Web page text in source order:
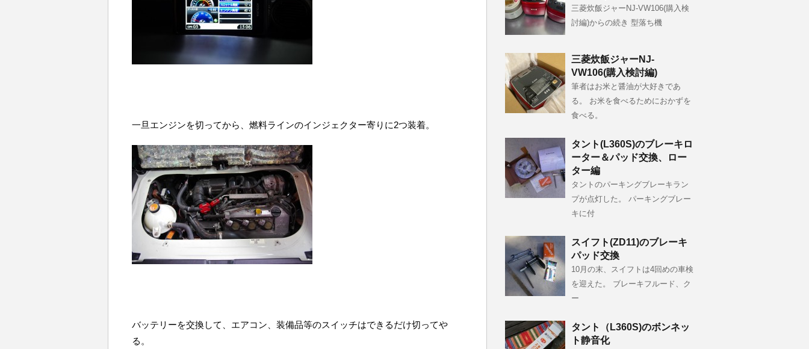
一旦エンジンを切ってから、燃料ラインのインジェクター寄りに2つ装着。
バッテリーを交換して、エアコン、装備品等のスイッチはできるだけ切ってや
る。
三菱炊飯ジャーNJ-VW106(購入検
討編)からの続き 型落ち機
三菱炊飯ジャーNJ-
VW106(購入検討編)
筆者はお米と醤油が大好きであ
る。 お米を食べるためにおかずを
食べる。
タント(L360S)のブレーキロ
ーター＆パッド交換、ロー
ター編
タントのパーキングブレーキラン
プが点灯した。 パーキングブレー
キに付
スイフト(ZD11)のブレーキ
パッド交換
10月の末、スイフトは4回めの車検
を迎えた。 ブレーキフルード、ク
ー
タント（L360S)のボンネッ
ト静音化